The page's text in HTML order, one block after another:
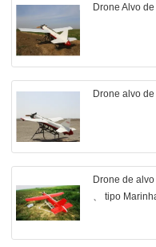
Drone Alvo
Drone alvo
Drone de
、 tipo